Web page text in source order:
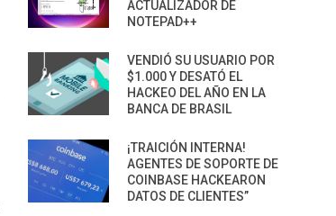
ACTUALIZADOR DE
NOTEPAD++
VENDIÓ SU USUARIO POR
$1.000 Y DESATÓ EL
HACKEO DEL AÑO EN LA
BANCA DE BRASIL
¡TRAICIÓN INTERNA!
AGENTES DE SOPORTE DE
COINBASE HACKEARON
DATOS DE CLIENTES”